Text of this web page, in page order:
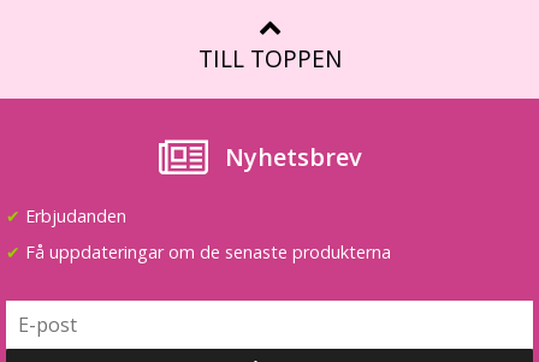
Hästsvans lockig med klämma dip dye
TILL TOPPEN
Nyhetsbrev
✔ Erbjudanden
✔ Få uppdateringar om de senaste produkterna